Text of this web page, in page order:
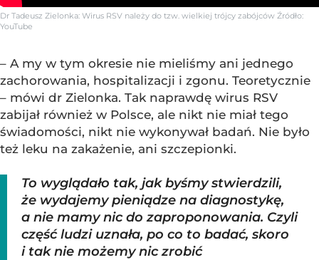
Dr Tadeusz Zielonka: Wirus RSV należy do tzw. wielkiej trójcy zabójców Źródło:
YouTube
– A my w tym okresie nie mieliśmy ani jednego
zachorowania, hospitalizacji i zgonu. Teoretycznie
– mówi dr Zielonka. Tak naprawdę wirus RSV
zabijał również w Polsce, ale nikt nie miał tego
świadomości, nikt nie wykonywał badań. Nie było
też leku na zakażenie, ani szczepionki.
To wyglądało tak, jak byśmy stwierdzili,
że wydajemy pieniądze na diagnostykę,
a nie mamy nic do zaproponowania. Czyli
część ludzi uznała, po co to badać, skoro
i tak nie możemy nic zrobić